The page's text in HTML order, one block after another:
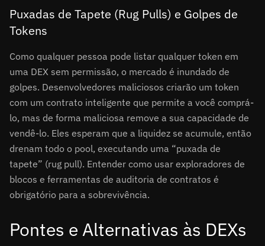
Puxadas de Tapete (Rug Pulls) e Golpes de
Tokens
Como qualquer pessoa pode listar qualquer token em
uma DEX sem permissão, o mercado é inundado de
golpes. Desenvolvedores maliciosos criarão um token
com um contrato inteligente que permite a você comprá-
lo, mas de forma maliciosa remove a sua capacidade de
vendê-lo. Eles esperam que a liquidez se acumule, então
drenam todo o pool, executando uma “puxada de
tapete” (rug pull). Entender como usar exploradores de
blocos e ferramentas de auditoria de contratos é
obrigatório para a sobrevivência.
Pontes e Alternativas às DEXs